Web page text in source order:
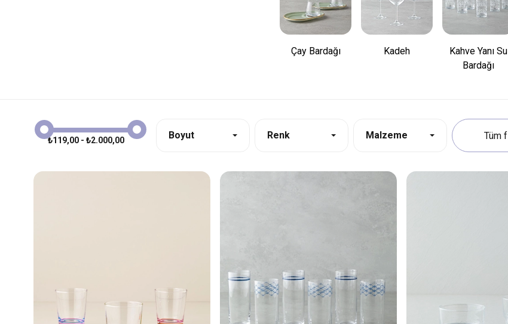
Çay Bardağı Kadeh
Kahve Yanı Su
Bardağı
₺119,00 - ₺2.000,00 Boyut Renk Malzeme